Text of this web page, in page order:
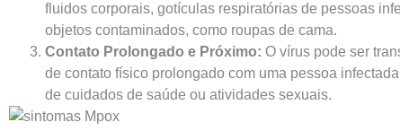
fluidos corporais, gotículas respiratórias de pessoas
objetos contaminados, como roupas de cama.
Contato Prolongado e Próximo: O vírus pode ser
de contato físico prolongado com uma pessoa
de cuidados de saúde ou atividades sexuais.